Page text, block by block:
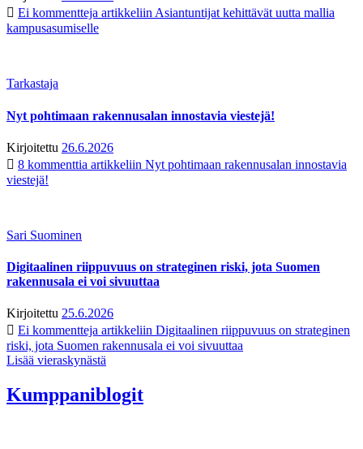
Ei kommentteja artikkeliin Asiantuntijat kehittävät uutta mallia
kampusasumiselle
Tarkastaja
Nyt pohtimaan rakennusalan innostavia viestejä!
Kirjoitettu 26.6.2026
8 kommenttia artikkeliin Nyt pohtimaan rakennusalan innostavia
viestejä!
Sari Suominen
Digitaalinen riippuvuus on strateginen riski, jota Suomen
rakennusala ei voi sivuuttaa
Kirjoitettu 25.6.2026
Ei kommentteja artikkeliin Digitaalinen riippuvuus on strateginen
riski, jota Suomen rakennusala ei voi sivuuttaa
Lisää vieraskynästä
Kumppaniblogit